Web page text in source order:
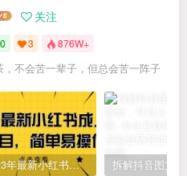
关注
0 3 876W+
，不会苦一辈子，但总会苦一阵子
2023年最新小红书成人电商项目，简单易操作【详细教程】